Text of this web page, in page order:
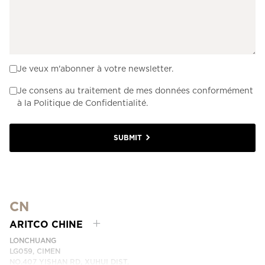
Je veux m'abonner à votre newsletter.
Je consens au traitement de mes données conformément
à la Politique de Confidentialité.
SUBMIT
CN
ARITCO CHINE
LONCHUANG
LG059, CIMEN
NO.407 YISHAN RD, XUHUI DIST.